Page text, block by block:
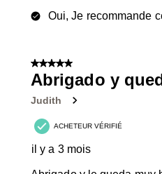
Oui, Je recommande
5 sur 5 étoiles.
Abrigado y
Judith
ACHETEUR VÉRIFIÉ
il y a 3 mois